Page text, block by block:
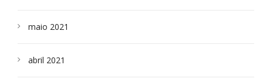
maio 2021
abril 2021